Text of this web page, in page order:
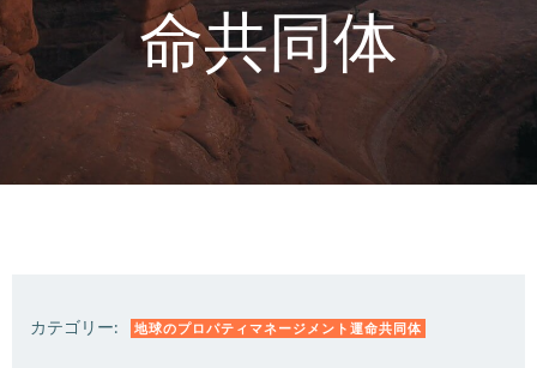
命共同体
カテゴリー: 地球のプロパティマネージメント運命共同体